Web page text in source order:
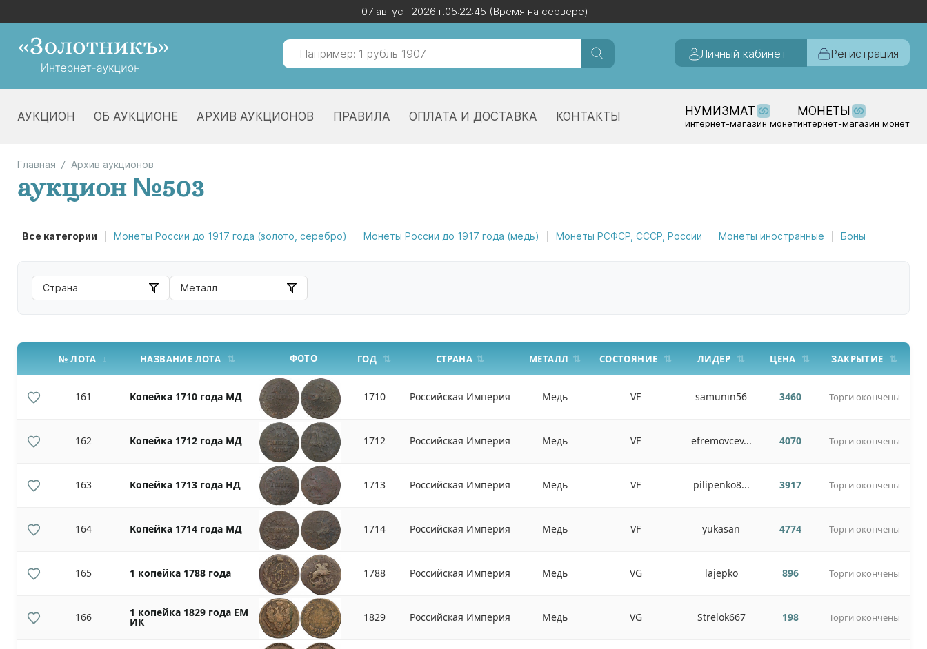
07 август 2026 г.05:22:45 (Время на сервере)
Личный кабинет Регистрация
АУКЦИОН ОБ АУКЦИОНЕ АРХИВ АУКЦИОНОВ ПРАВИЛА ОПЛАТА И ДОСТАВКА КОНТАКТЫ НУМИЗМАТ
интернет-магазин монет
МОНЕТЫ
интернет-магазин монет
07 август 2026 г.05:22:45 (Время на сервере)
Главная Архив аукционов
аукцион №503
Все категории Монеты России до 1917 года (золото, серебро) Монеты России до 1917 года (медь) Монеты РСФСР, СССР, России Монеты иностранные Боны
Страна Металл
№ ЛОТА НАЗВАНИЕ ЛОТА ФОТО ГОД СТРАНА МЕТАЛЛ СОСТОЯНИЕ ЛИДЕР ЦЕНА ЗАКРЫТИЕ
161 Копейка 1710 года МД 1710 Российская Империя Медь VF samunin56 3460 Торги окончены
162 Копейка 1712 года МД 1712 Российская Империя Медь VF efremovcev... 4070 Торги окончены
163 Копейка 1713 года НД 1713 Российская Империя Медь VF pilipenko8... 3917 Торги окончены
164 Копейка 1714 года МД 1714 Российская Империя Медь VF yukasan 4774 Торги окончены
165 1 копейка 1788 года 1788 Российская Империя Медь VG lajepko 896 Торги окончены
166 1 копейка 1829 года ЕМ
ИК 1829 Российская Империя Медь VG Strelok667 198 Торги окончены